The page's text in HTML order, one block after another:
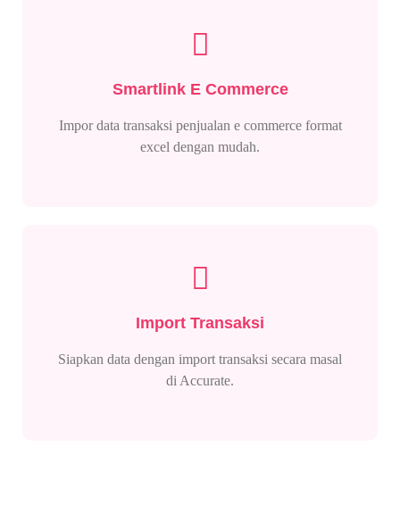
Smartlink E Commerce
Impor data transaksi penjualan e commerce format
excel dengan mudah.
Import Transaksi
Siapkan data dengan import transaksi secara masal
di Accurate.